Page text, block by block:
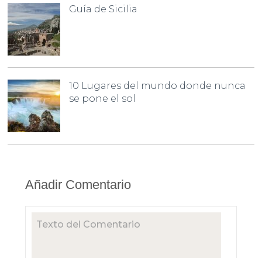
Guía de Sicilia
10 Lugares del mundo donde nunca
se pone el sol
Añadir Comentario